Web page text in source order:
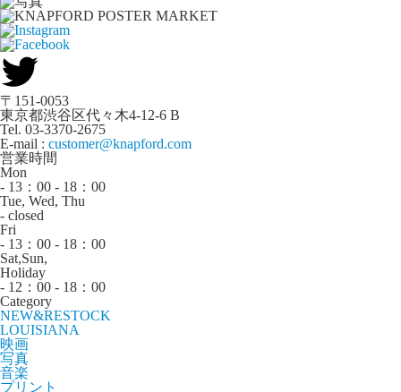
〒151-0053
東京都渋谷区代々木4-12-6 B
Tel. 03-3370-2675
E-mail : customer@knapford.com
営業時間
Mon
- 13：00 - 18：00
Tue, Wed, Thu
- closed
Fri
- 13：00 - 18：00
Sat,Sun,
Holiday
- 12：00 - 18：00
Category
NEW&RESTOCK
LOUISIANA
映画
写真
音楽
プリント